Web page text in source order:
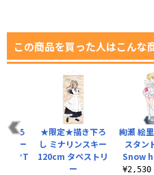
この商品を買った人はこんな
絢瀬 絵
スタン
Snow
¥2,530
下ろ
キー
ックT
★限定★描き下ろ
し ミナリンスキー
120cm タペストリ
ー